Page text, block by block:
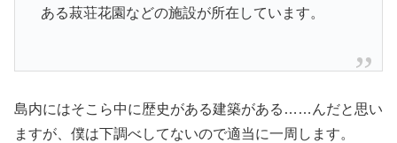
ある菽荘花園などの施設が所在しています。
島内にはそこら中に歴史がある建築がある……んだと思い
ますが、僕は下調べしてないので適当に一周します。